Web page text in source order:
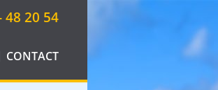
48 20 54
CONTACT